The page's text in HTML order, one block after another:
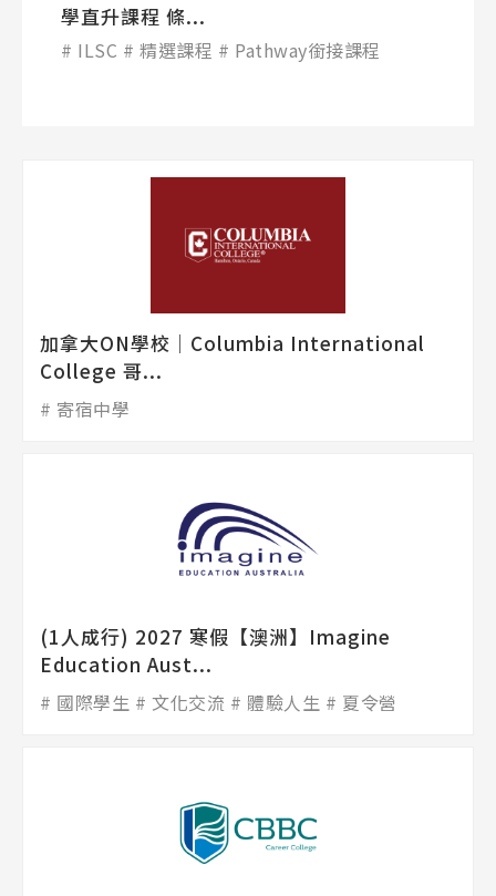
學直升課程 條...
ILSC 精選課程 Pathway銜接課程
加拿大ON學校│Columbia International
College 哥...
寄宿中學
(1人成行) 2027 寒假【澳洲】Imagine
Education Aust...
國際學生 文化交流 體驗人生 夏令營